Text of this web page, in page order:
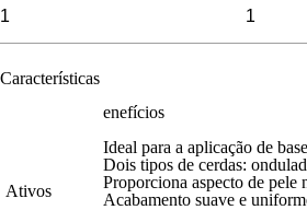
Características
Ativos
enefícios
Ideal para a aplicação de
Dois tipos de cerdas:
Proporciona aspecto de pele
Acabamento suave e